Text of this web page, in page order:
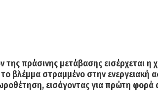
της πράσινης μετάβασης εισέρχεται
βλέμμα στραμμένο στην ενεργειακή
εισάγοντας για πρώτη